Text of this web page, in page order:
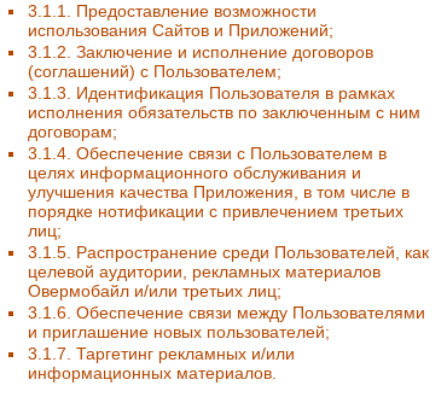
3.1.1. Предоставление возможности
использования Сайтов и Приложений;
3.1.2. Заключение и исполнение договоров
(соглашений) с Пользователем;
3.1.3. Идентификация Пользователя в рамках
исполнения обязательств по заключенным с ним
договорам;
3.1.4. Обеспечение связи с Пользователем в
целях информационного обслуживания и
улучшения качества Приложения, в том числе в
порядке нотификации с привлечением третьих
лиц;
3.1.5. Распространение среди Пользователей, как
целевой аудитории, рекламных материалов
Овермобайл и/или третьих лиц;
3.1.6. Обеспечение связи между Пользователями
и приглашение новых пользователей;
3.1.7. Таргетинг рекламных и/или
информационных материалов.